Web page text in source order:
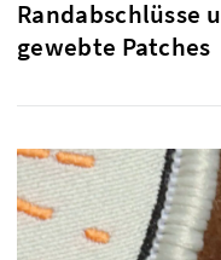
Randabschlüsse
gewebte Patches